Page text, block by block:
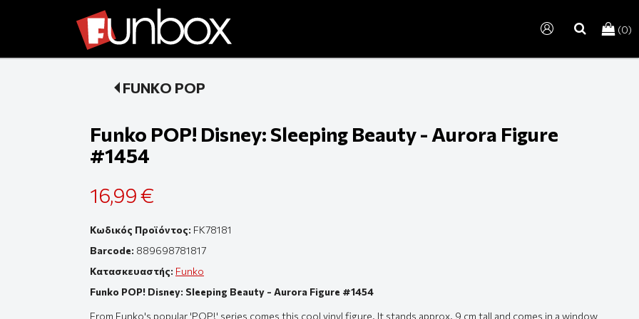
(0)
search
FUNKO POP
Funko POP! Disney: Sleeping Beauty - Aurora Figure
#1454
16,99 €
Κωδικός Προϊόντος: FK78181
Barcode: 889698781817
Κατασκευαστής: Funko
Funko POP! Disney: Sleeping Beauty - Aurora Figure #1454
From Funko's popular 'POP!' series comes this cool vinyl figure. It stands approx. 9 cm tall and comes in a window